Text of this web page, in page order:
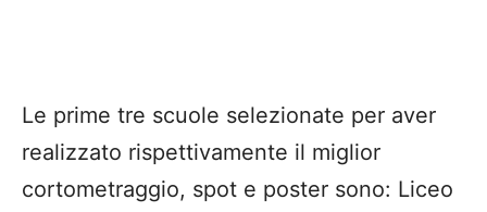
Le prime tre scuole selezionate per aver
realizzato rispettivamente il miglior
cortometraggio, spot e poster sono: Liceo